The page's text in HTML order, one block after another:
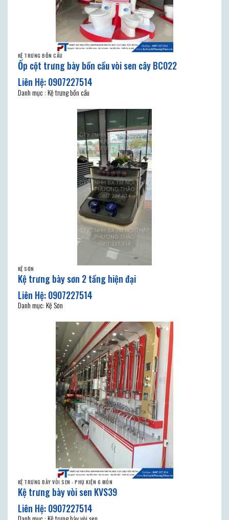
KỆ TRƯNG BỒN CẦU
Ốp cột trưng bày bồn cầu vòi sen cây BC022
Danh mục : Kệ trưng bồn cầu
KỆ SƠN
Kệ trưng bày sơn 2 tầng hiện đại
Danh mục: Kệ Sơn
KỆ TRƯNG BÀY VÒI SEN - PHỤ KIỆN 6 MÓN
Kệ trưng bày vòi sen KVS39